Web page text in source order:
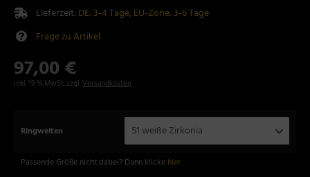
Lieferzeit: DE: 3-4 Tage, EU-Zone: 3-6 Tage
Frage zu Artikel
97,00 €
inkl. 19 % MwSt. zzgl. Versandkosten
Ringweiten 51 weiße Zirkonia
Passende Größe nicht dabei? Dann klicke hier